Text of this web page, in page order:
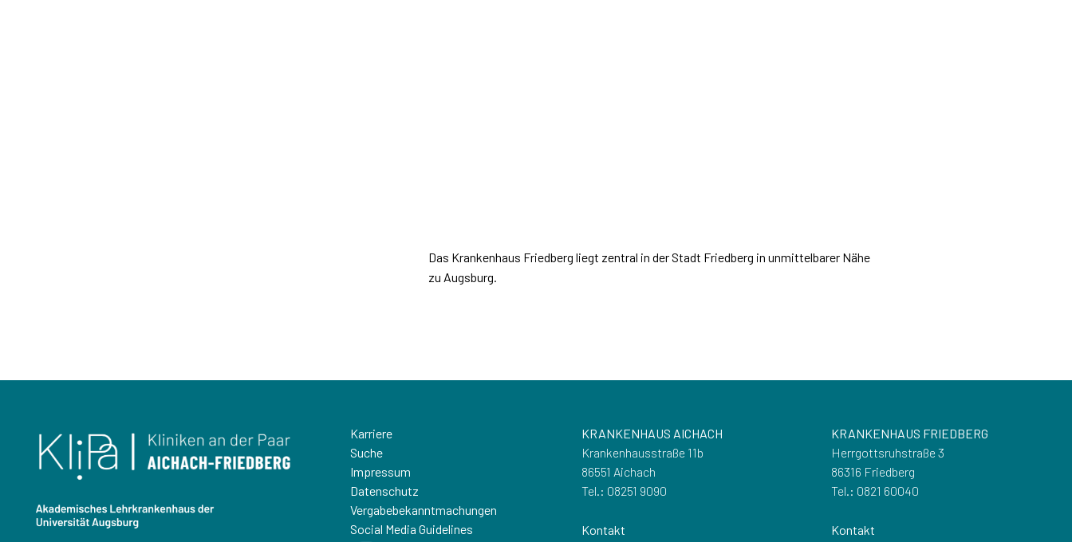
Das Krankenhaus Friedberg liegt zentral in der Stadt Friedberg in unmittelbarer Nähe
zu Augsburg.
Karriere
Suche
Impressum
Datenschutz
Vergabebekanntmachungen
Social Media Guidelines
KRANKENHAUS AICHACH
Krankenhausstraße 11b
86551 Aichach
Tel.: 08251 9090
Kontakt
KRANKENHAUS FRIEDBERG
Herrgottsruhstraße 3
86316 Friedberg
Tel.: 0821 60040
Kontakt